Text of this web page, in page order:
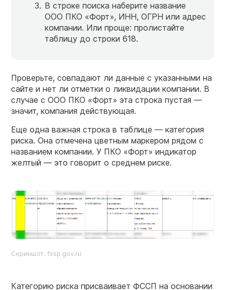
В строке поиска наберите название
ООО ПКО «Форт», ИНН, ОГРН или адрес
компании. Или проще: пролистайте
таблицу до строки 618.
Проверьте, совпадают ли данные с указанными на
сайте и нет ли отметки о ликвидации компании. В
случае с ООО ПКО «Форт» эта строка пустая —
значит, компания действующая.
Еще одна важная строка в таблице — категория
риска. Она отмечена цветным маркером рядом с
названием компании. У ПКО «Форт» индикатор
желтый — это говорит о среднем риске.
Скриншот: fssp.gov.ru
Категорию риска присваивает ФССП на основании